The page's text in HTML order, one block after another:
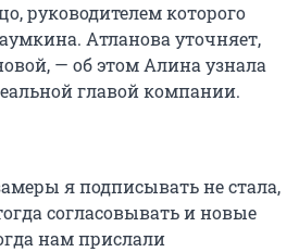
руководителем которого
Атланова уточняет,
— об этом Алина узнала
главой компании.
я подписывать не стала,
согласовывать и новые
нам прислали